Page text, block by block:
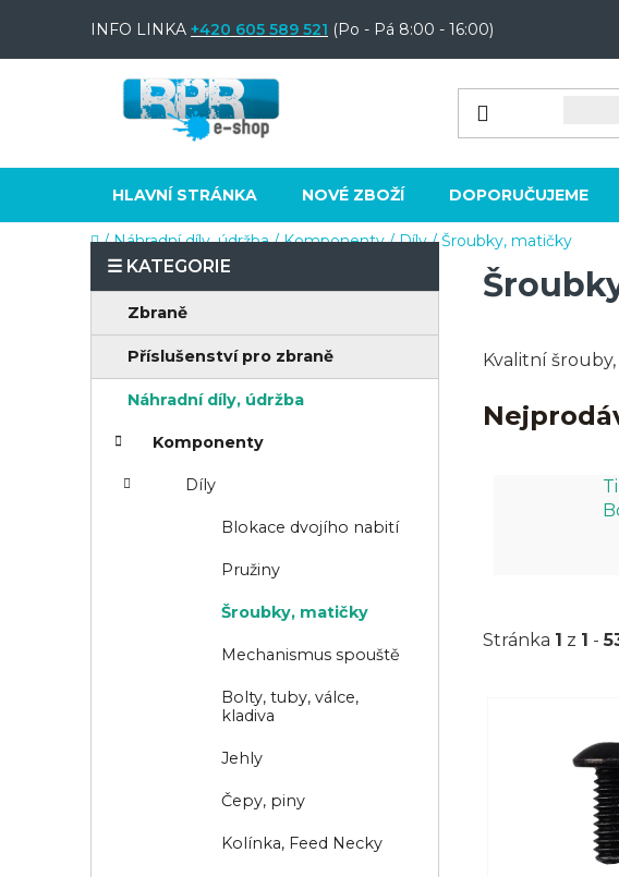
INFO LINKA +420 605 589 521 (Po - Pá 8:00 - 16:00)
HLAVNÍ STRÁNKA NOVÉ ZBOŽÍ DOPORUČUJEME
Domů
/ Náhradní díly, údržba / Komponenty / Díly / Šroubky, matičky
P
oPřeskočit
kategorie
a
Zbraně
Příslušenství pro zbraně
Náhradní díly, údržba
Komponenty
Díly
Blokace dvojího nabití
Pružiny
Šroubky, matičky
Mechanismus spouště
Bolty, tuby, válce,
kladiva
Jehly
Čepy, piny
Kolínka, Feed Necky
Kvalitní
Stránka 1 z 1 -